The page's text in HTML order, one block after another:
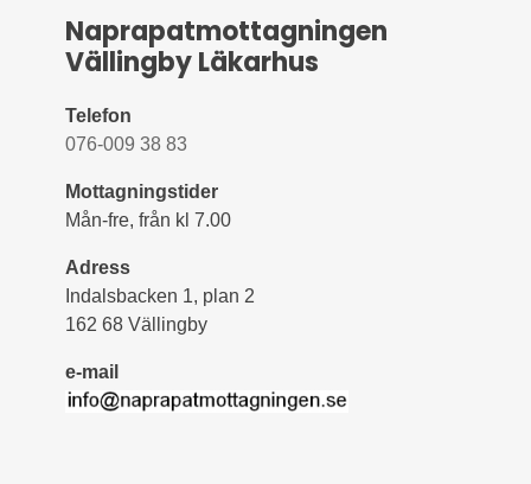
Naprapatmottagningen
Vällingby Läkarhus
Telefon
076-009 38 83
Mottagningstider
Mån-fre, från kl 7.00
Adress
Indalsbacken 1, plan 2
162 68 Vällingby
e-mail